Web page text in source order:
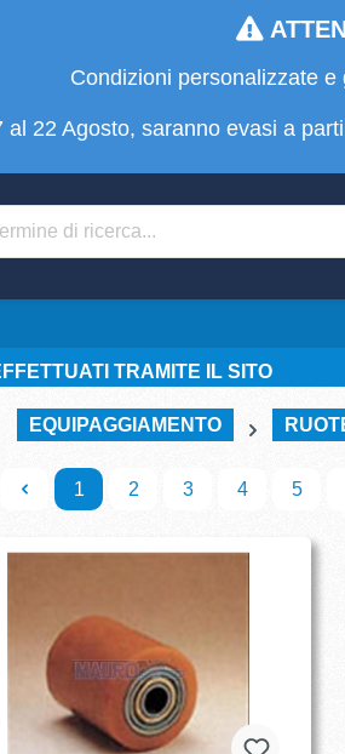
Condizioni personalizzate
22 Agosto, saranno evasi a
TRAMITE IL SITO
EQUIPAGGIAMENTO
1 2 3 4 5